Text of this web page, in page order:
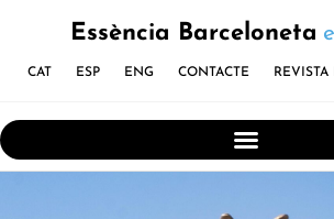
Essència Barceloneta
CAT ESP ENG CONTACTE